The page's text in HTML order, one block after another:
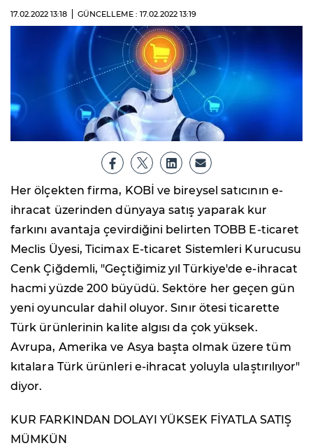
17.02.2022 13:18 GÜNCELLEME : 17.02.2022 13:19
Her ölçekten firma, KOBİ ve bireysel satıcının e-
ihracat üzerinden dünyaya satış yaparak kur
farkını avantaja çevirdiğini belirten TOBB E-ticaret
Meclis Üyesi, Ticimax E-ticaret Sistemleri Kurucusu
Cenk Çiğdemli, "Geçtiğimiz yıl Türkiye'de e-ihracat
hacmi yüzde 200 büyüdü. Sektöre her geçen gün
yeni oyuncular dahil oluyor. Sınır ötesi ticarette
Türk ürünlerinin kalite algısı da çok yüksek.
Avrupa, Amerika ve Asya başta olmak üzere tüm
kıtalara Türk ürünleri e-ihracat yoluyla ulaştırılıyor"
diyor.
KUR FARKINDAN DOLAYI YÜKSEK FİYATLA SATIŞ
MÜMKÜN